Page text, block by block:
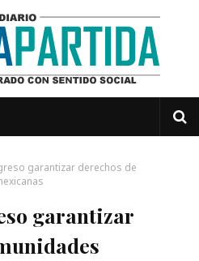
garantizar derechos de
garantizar